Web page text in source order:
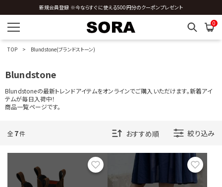
サイズを指定する
商品ステータスを指定する
新規会員登録 ※今ならすぐに使える500円分のクーポンプレゼント
0
TOP Blundstone(ブランドストーン)
Blundstone
Blundstoneの最新トレンドアイテムをオンラインでご購入いただけます。新着アイ
テムが毎日入荷中！
商品一覧ページです。
全 7件 絞り込み
お気に入り